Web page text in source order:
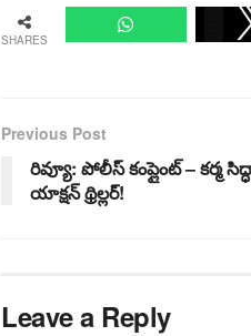
SHARES
Previous Post
రివ్యూ: పోలీస్ కంప్లైంట్ – కర్మ
యాక్షన్ థ్రిల్లర్!
Leave a Reply